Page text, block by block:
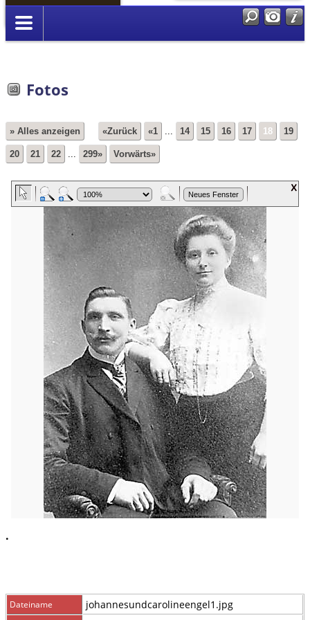
Anmelden
Fotos
» Alles anzeigen «Zurück «1 ... 14 15 16 17 18 19
20 21 22 ... 299» Vorwärts»
.
Dateiname johannesundcarolineengel1.jpg